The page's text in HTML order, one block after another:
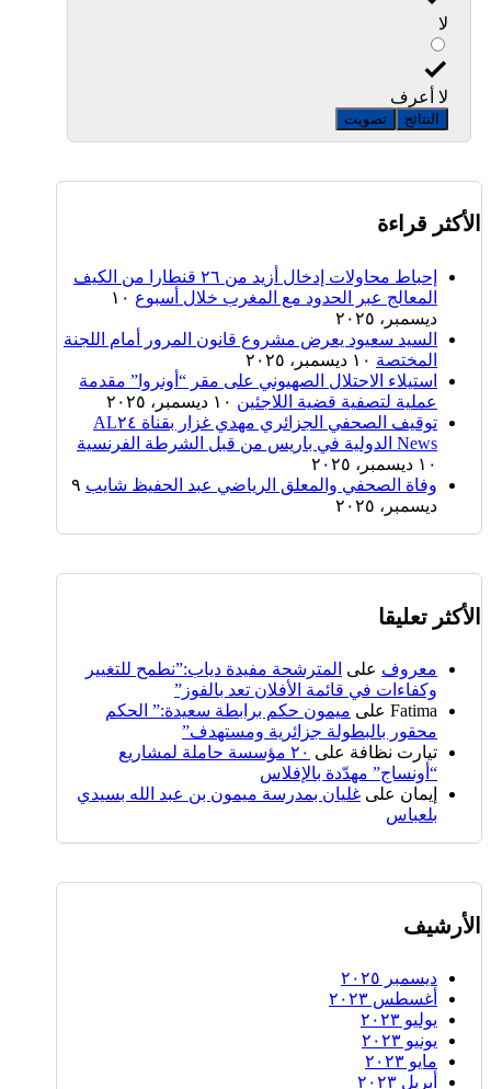
لا
لا أعرف
النتائج تصويت
الأكثر قراءة
إحباط محاولات إدخال أزيد من ٢٦ قنطارا من الكيف
المعالج عبر الحدود مع المغرب خلال أسبوع ١٠
ديسمبر، ٢٠٢٥
السيد سعيود يعرض مشروع قانون المرور أمام اللجنة
المختصة ١٠ ديسمبر، ٢٠٢٥
استيلاء الاحتلال الصهيوني على مقر “أونروا” مقدمة
عملية لتصفية قضية اللاجئين ١٠ ديسمبر، ٢٠٢٥
توقيف الصحفي الجزائري مهدي غزار بقناة AL٢٤
News الدولية في باريس من قبل الشرطة الفرنسية
١٠ ديسمبر، ٢٠٢٥
وفاة الصحفي والمعلق الرياضي عبد الحفيظ شايب ٩
ديسمبر، ٢٠٢٥
الأكثر تعليقا
معروف على المترشحة مفيدة دياب:”نطمح للتغيير
وكفاءات في قائمة الأفلان تعد بالفوز”
Fatima على ميمون حكم برابطة سعيدة:” الحكم
محقور بالبطولة جزائرية ومستهدف”
تيارت نظافة على
٢٠ مؤسسة حاملة لمشاريع
“أونساج” مهدّدة بالإفلاس
إيمان على غليان بمدرسة ميمون بن عبد الله بسيدي
بلعباس
الأرشيف
ديسمبر ٢٠٢٥
أغسطس ٢٠٢٣
يوليو ٢٠٢٣
يونيو ٢٠٢٣
مايو ٢٠٢٣
أبريل ٢٠٢٣